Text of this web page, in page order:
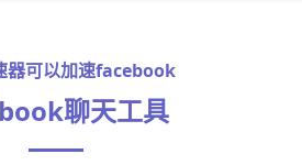
器可以加速facebook
聊天工具